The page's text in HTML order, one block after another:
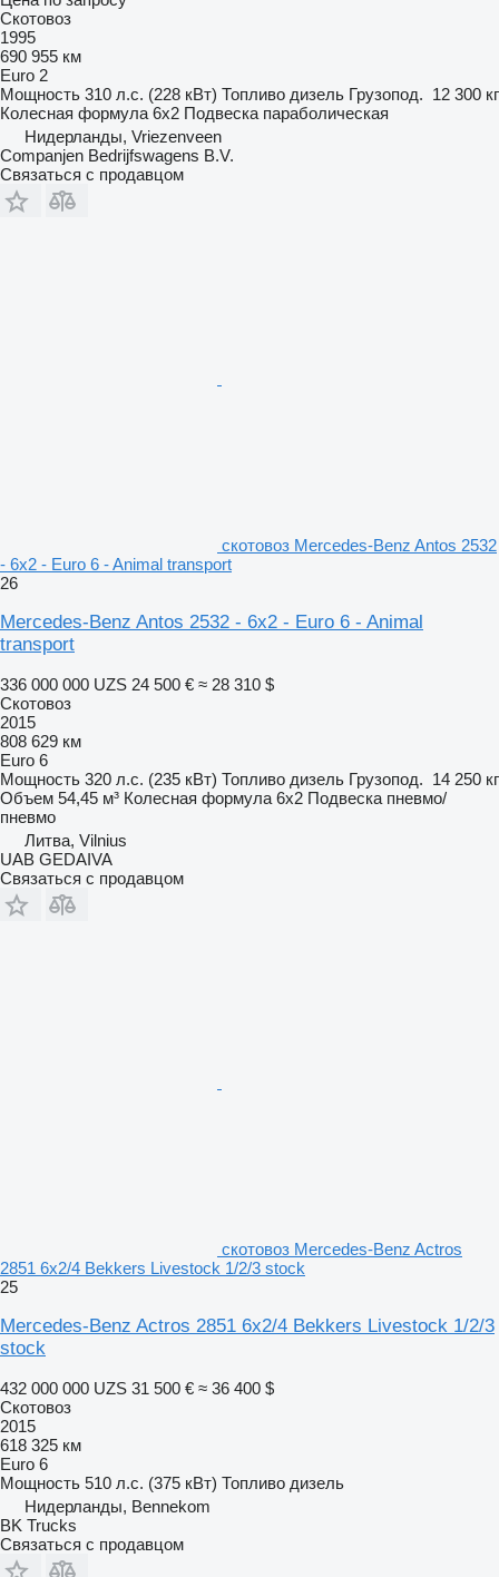
Скотовоз
1995
690 955 км
Euro 2
Мощность 310 л.с. (228 кВт) Топливо дизель Грузопод. 12 300 кг
Колесная формула 6x2 Подвеска параболическая
Нидерланды, Vriezenveen
Companjen Bedrijfswagens B.V.
Связаться с продавцом
скотовоз Mercedes-Benz Antos 2532
- 6x2 - Euro 6 - Animal transport
26
Mercedes-Benz Antos 2532 - 6x2 - Euro 6 - Animal
transport
336 000 000 UZS 24 500 € ≈ 28 310 $
Скотовоз
2015
808 629 км
Euro 6
Мощность 320 л.с. (235 кВт) Топливо дизель Грузопод. 14 250 кг
Объем 54,45 м³ Колесная формула 6x2 Подвеска пневмо/
пневмо
Литва, Vilnius
UAB GEDAIVA
Связаться с продавцом
скотовоз Mercedes-Benz Actros
2851 6x2/4 Bekkers Livestock 1/2/3 stock
25
Mercedes-Benz Actros 2851 6x2/4 Bekkers Livestock 1/2/3
stock
432 000 000 UZS 31 500 € ≈ 36 400 $
Скотовоз
2015
618 325 км
Euro 6
Мощность 510 л.с. (375 кВт) Топливо дизель
Нидерланды, Bennekom
BK Trucks
Связаться с продавцом